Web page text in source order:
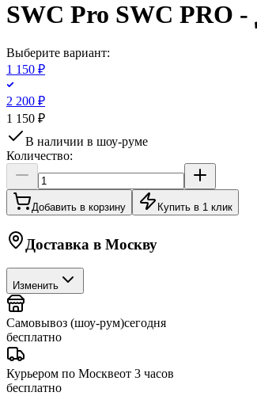
SWC Pro SWC PRO
Выберите вариант:
1 150 ₽
2 200 ₽
1 150 ₽
В наличии в шоу-руме
Количество:
Добавить в корзину Купить в 1 клик
Доставка в Москву
Изменить
Самовывоз (шоу-рум)сегодня
бесплатно
Курьером по Москвеот 3 часов
бесплатно